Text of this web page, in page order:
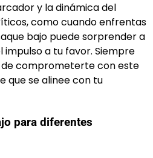
y la dinámica del
como cuando enfrentas
bajo puede sorprender a
a tu favor. Siempre
de comprometerte con este
que se alinee con tu
para diferentes